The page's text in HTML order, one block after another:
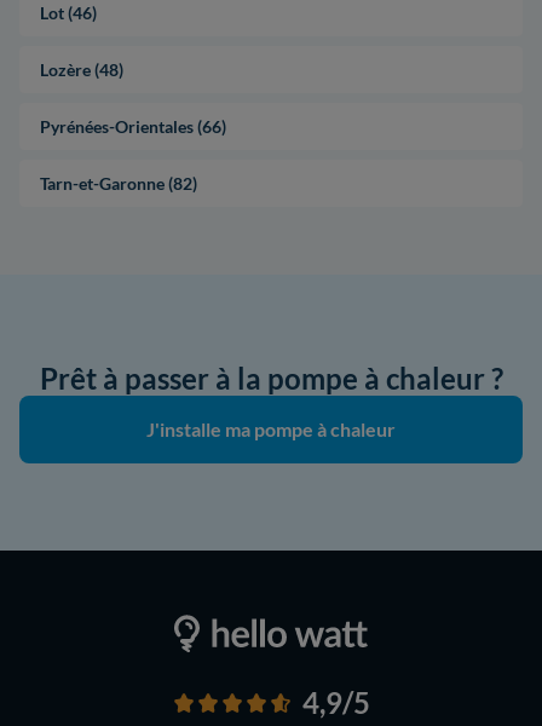
Lot (46)
Lozère (48)
Pyrénées-Orientales (66)
Tarn-et-Garonne (82)
Prêt à passer à la pompe à chaleur ?
J'installe ma pompe à chaleur
4,9/5